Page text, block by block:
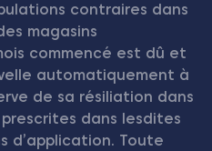
contraires dans
magasins
commencé est dû et
automatiquement à
de sa résiliation dans
dans lesdites
d’application. Toute